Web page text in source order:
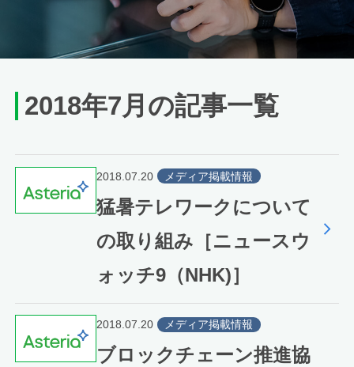
2018年7月の記事一覧
2018.07.20 メディア掲載情報
猛暑テレワークについて
の取り組み［ニュースウ
ォッチ9（NHK)］
2018.07.20 メディア掲載情報
ブロックチェーン推進協